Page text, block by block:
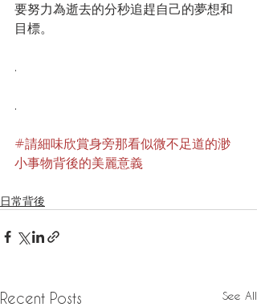
要努力為逝去的分秒追趕自己的夢想和
目標。
.
.
#請細味欣賞身旁那看似微不足道的渺
小事物背後的美麗意義
日常背後
Recent Posts See All